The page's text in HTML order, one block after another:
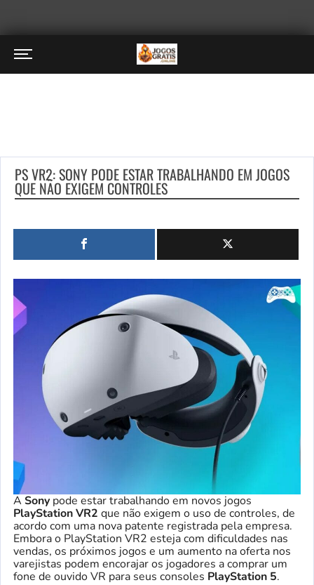
PS VR2: SONY PODE ESTAR TRABALHANDO EM JOGOS
QUE NÃO EXIGEM CONTROLES
A Sony pode estar trabalhando em novos jogos
PlayStation VR2 que não exigem o uso de controles, de
acordo com uma nova patente registrada pela empresa.
Embora o PlayStation VR2 esteja com dificuldades nas
vendas, os próximos jogos e um aumento na oferta nos
varejistas podem encorajar os jogadores a comprar um
fone de ouvido VR para seus consoles PlayStation 5.